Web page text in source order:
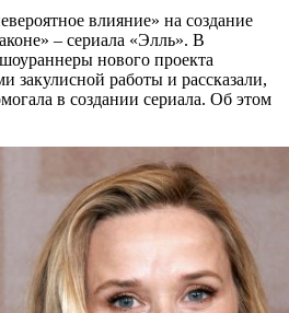
влияние» на создание
– сериала «Элль». В
нового проекта
закулисной работы и рассказали,
в создании сериала. Об этом